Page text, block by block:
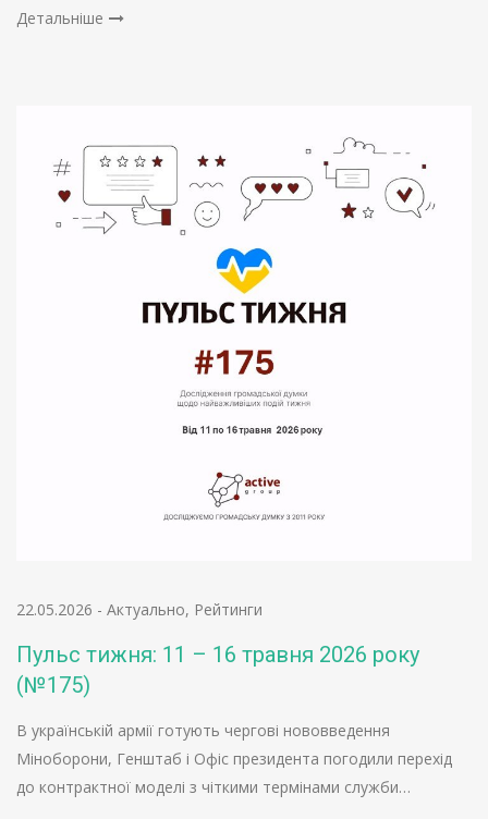
Детальніше
22.05.2026 - Актуально, Рейтинги
Пульс тижня: 11 – 16 травня 2026 року
(№175)
В українській армії готують чергові нововведення
Міноборони, Генштаб і Офіс президента погодили перехід
до контрактної моделі з чіткими термінами служби…